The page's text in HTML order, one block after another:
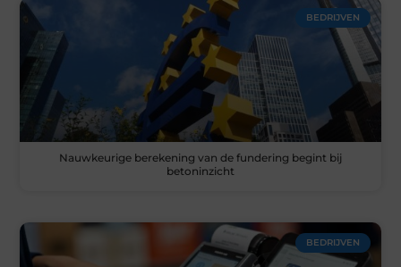
BEDRIJVEN
Nauwkeurige berekening van de fundering begint bij
betoninzicht
BEDRIJVEN